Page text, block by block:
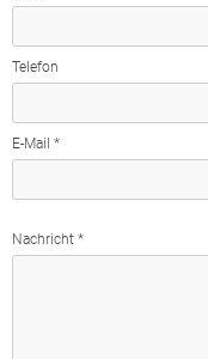
Telefon
E-Mail *
Nachricht *